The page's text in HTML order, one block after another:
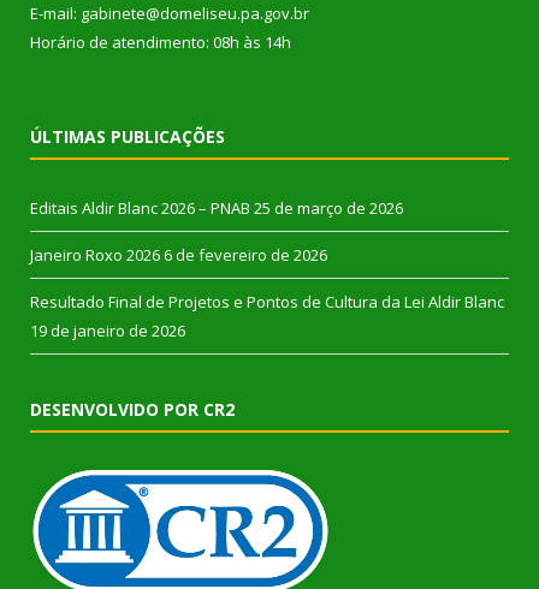
E-mail: gabinete@domeliseu.pa.gov.br
Horário de atendimento: 08h às 14h
ÚLTIMAS PUBLICAÇÕES
Editais Aldir Blanc 2026 – PNAB 25 de março de 2026
Janeiro Roxo 2026 6 de fevereiro de 2026
Resultado Final de Projetos e Pontos de Cultura da Lei Aldir Blanc
19 de janeiro de 2026
DESENVOLVIDO POR CR2